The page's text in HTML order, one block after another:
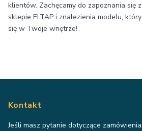
klientów. Zachęcamy do zapoznania się
sklepie ELTAP i znalezienia modelu,
się w Twoje wnętrze!
Kontakt
Jeśli masz pytanie dotyczące